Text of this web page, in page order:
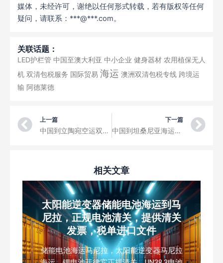
媒体，未经许可，谢绝以任何形式转载，若有版权等任何
疑问，请联系：***@***.com。
关联话题：
LED护栏管 中国至澳大利亚 中小企业 健身器材 农用植保无人
机 双清包税服务 国际贸易 海运 澳洲双清包税专线 跨境运
输 阿德莱德
Prev
上一篇
中国到立陶宛空运双清到门、立陶宛空派、立陶宛空运、立陶宛国际快递
下一篇
中国到坦桑尼亚海运空运双清专线运输陶瓷杯送货到门
相关文章
太阳能逆变器储能电池海运到马
尼拉，正规电池清关，提供清关
发票，税单进口文件
储能电池海运马尼拉，太阳能逆变器马尼拉